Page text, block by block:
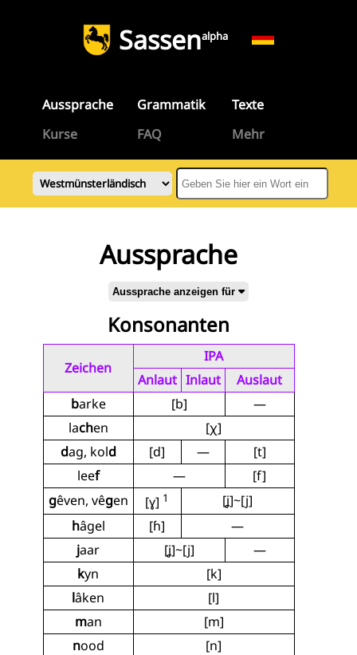
Sassenalpha
Aussprache Grammatik
Texte
Kurse
FAQ Mehr
Aussprache
Aussprache anzeigen für
Konsonanten
Zeichen
IPA
Anlaut Inlaut
Auslaut
barke [b]
—
lachen
[χ]
dag, kold [d] —
[t]
leef —
[f]
gêven, vêgen [ɣ] 1
[ʝ]~[j]
hâgel [ɦ]
—
jaar [ʝ]~[j]
—
kyn
[k]
lâken
[l]
man
[m]
nood
[n]